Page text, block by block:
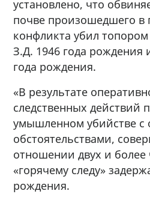
установлено, что
почве произошедшего
конфликта убил
З.Д. 1946 года рождения
года рождения.
«В результате
следственных действий
умышленном убийстве
обстоятельствами,
отношении двух и более
«горячему следу»
рождения.